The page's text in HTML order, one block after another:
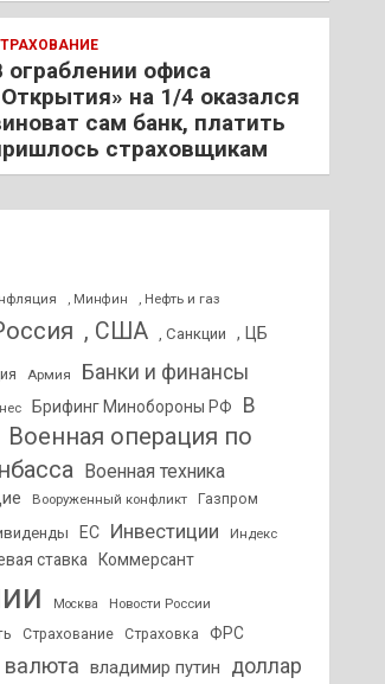
ограблении офиса
на 1/4 оказался
сам банк, платить
страховщикам
, Минфин , Нефть и газ
, США , Санкции , ЦБ
Армия Банки и финансы
Брифинг Минобороны РФ
В
Военная операция по
Военная техника
Вооруженный конфликт Газпром
ЕС Инвестиции
Индекс
ставка Коммерсант
Москва Новости России
Страхование Страховка ФРС
валюта владимир путин доллар